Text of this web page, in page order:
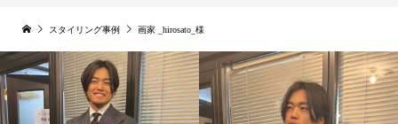
スタイリング事例 画家 _hirosato_様